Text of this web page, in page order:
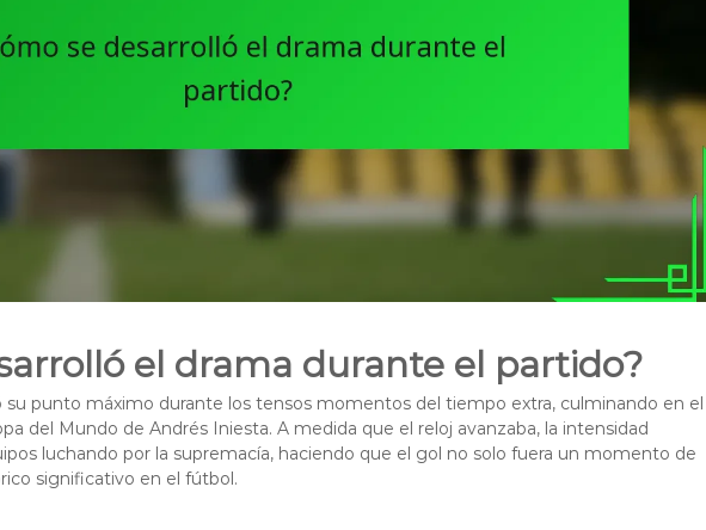
el drama durante el partido?
su punto máximo durante los tensos momentos del tiempo extra, culminando en el
del Mundo de Andrés Iniesta. A medida que el reloj avanzaba, la intensidad
luchando por la supremacía, haciendo que el gol no solo fuera un momento de
significativo en el fútbol.